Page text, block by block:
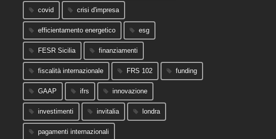
covid crisi d'impresa
efficientamento energetico esg
FESR Sicilia finanziamenti
fiscalità internazionale FRS 102 funding
GAAP ifrs innovazione
investimenti invitalia londra
pagamenti internazionali